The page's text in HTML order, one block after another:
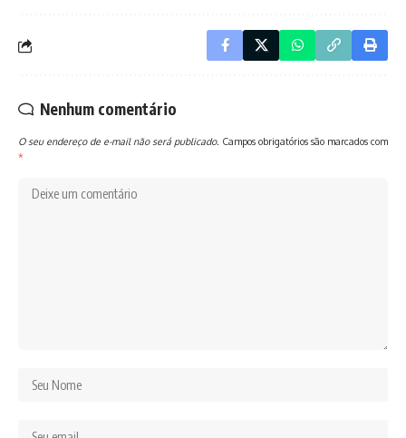
Nenhum comentário
O seu endereço de e-mail não será publicado. Campos obrigatórios são marcados com
*